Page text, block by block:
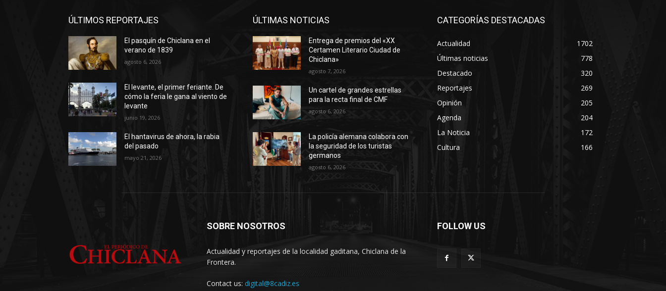
ÚLTIMOS REPORTAJES
El pasquín de Chiclana en el
verano de 1839
agosto 6, 2026
El levante, el primer feriante. De
cómo la feria le gana al viento de
levante
junio 19, 2026
El hantavirus de ahora, la rabia
del pasado
mayo 21, 2026
ÚLTIMAS NOTICIAS
Entrega de premios del «XX
Certamen Literario Ciudad de
Chiclana»
agosto 7, 2026
Un cartel de grandes estrellas
para la recta final de CMF
agosto 6, 2026
La policía alemana colabora con
la seguridad de los turistas
germanos
agosto 6, 2026
CATEGORÍAS DESTACADAS
Actualidad
1702
Últimas noticias
778
Destacado
320
Reportajes
269
Opinión
205
Agenda
204
La Noticia
172
Cultura
166
SOBRE NOSOTROS
Actualidad y reportajes de la localidad gaditana, Chiclana de la
Frontera.
Contact us: digital@8cadiz.es
FOLLOW US